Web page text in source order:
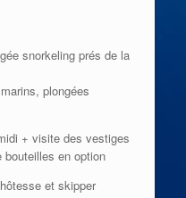
snorkeling prés de la
plongées
+ visite des vestiges
bouteilles en option
et skipper